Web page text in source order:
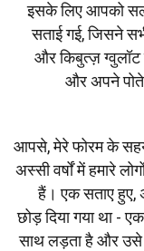
इसके लिए आपको
सताई गई, जिसने
और किबुत्ज़ ग्वुलॉट
और अपने पोते
"आपसे, मेरे फोरम के
अस्सी वर्षों में हमारे
हैं। एक सताए हुए,
छोड़ दिया गया था -
साथ लड़ता है और उसे